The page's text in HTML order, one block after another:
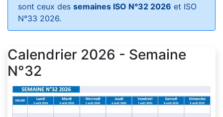
sont ceux des semaines ISO N°32 2026 et ISO
N°33 2026.
Calendrier 2026 - Semaine
N°32